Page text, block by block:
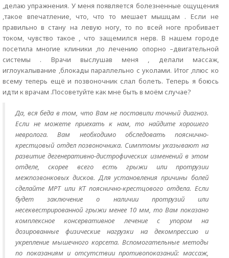
,делаю упражнения. У меня появляется болезненные ощущения
,такое впечатление, что, что то мешает мышцам . Если не
правильно в стану на левую ногу, то по всей ноге пробивает
током, чувство такое , что защемился нерв. В нашем городе
посетила многие клиники ,по лечению опорно –двигательной
системы . Врачи выслушав меня , делали массаж,
иглоукалывание ,блокады параллельно с уколами. Итог ,плюс ко
всему теперь ещё и позвоночник слал болеть. Теперь я боюсь
идти к врачам .Посоветуйте как мне быть в моём случае?
Да, вся беда в том, что Вам не поставили точный диагноз.
Если не можете приехать к нам, то найдите хорошего
невролога. Вам необходимо обследовать пояснично-
крестцовый отдел позвоночника. Симптомы указывают на
развитие дегенеративно-дистрофических изменений в этом
отделе, скорее всего есть грыжи или протрузии
межпозвонковых дисков. Для установления причины болей
сделайте МРТ или КТ пояснично-крестцового отдела. Если
будет заключение о наличии протрузий или
несеквестрированной грыжи менее 10 мм, то Вам показано
комплексное консервативное лечение с упором на
дозированные физические нагрузки на декомпрессию и
укрепление мышечного корсета. Вспомогательные методы
по показаниям и отсутствии противопоказаний: массаж,